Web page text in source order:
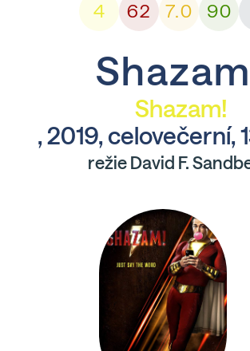
4 62 7.0 90
Shazam!
, 2019, celovečerní,
režie David F.